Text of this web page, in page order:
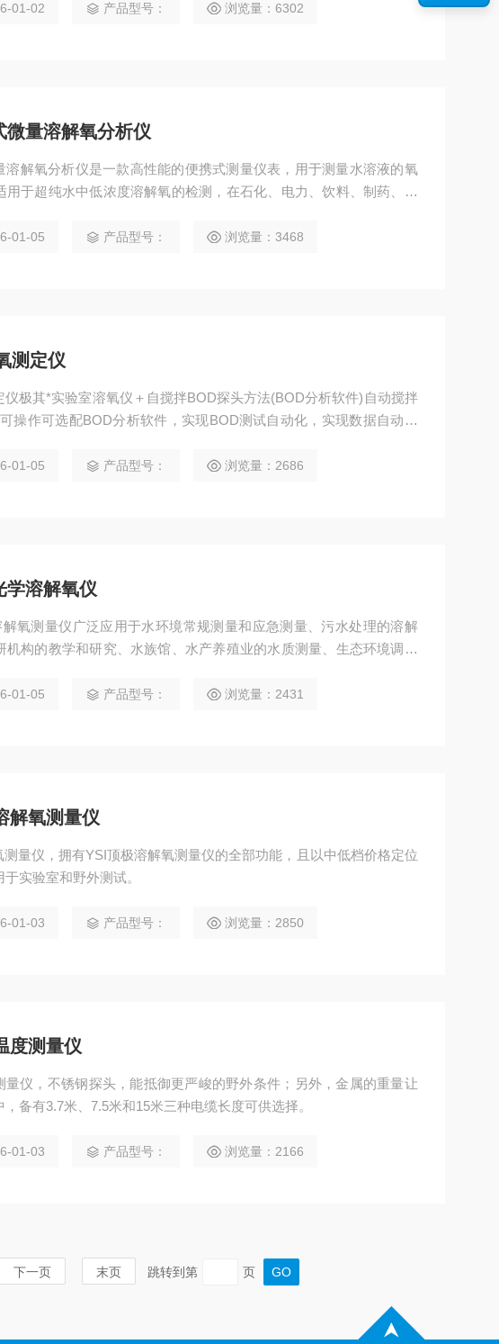
01-02 产品型号： 浏览量：6302
微量溶解氧分析仪
溶解氧分析仪是一款高性能的便携式测量仪表，用于测量水溶液的氧
用于超纯水中低浓度溶解氧的检测，在石化、电力、饮料、制药、半
01-05 产品型号： 浏览量：3468
测定仪
仪极其*实验室溶氧仪＋自搅拌BOD探头方法(BOD分析软件)自动搅拌
操作可选配BOD分析软件，实现BOD测试自动化，实现数据自动存
01-05 产品型号： 浏览量：2686
学溶解氧仪
氧测量仪广泛应用于水环境常规测量和应急测量、污水处理的溶解
机构的教学和研究、水族馆、水产养殖业的水质测量、生态环境调查
01-05 产品型号： 浏览量：2431
解氧测量仪
量仪，拥有YSI顶极溶解氧测量仪的全部功能，且以中低档价格定位
实验室和野外测试。
01-03 产品型号： 浏览量：2850
度测量仪
量仪，不锈钢探头，能抵御更严峻的野外条件；另外，金属的重量让
备有3.7米、7.5米和15米三种电缆长度可供选择。
01-03 产品型号： 浏览量：2166
下一页 末页 跳转到第 页